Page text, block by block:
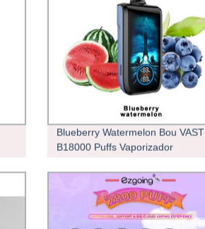
Blueberry Watermelon Bou VAST
B18000 Puffs Vaporizador